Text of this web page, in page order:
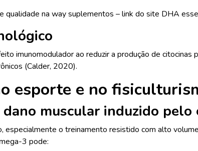
qualidade na way suplementos – link do site DHA
imunomodulador ao reduzir a produção de
(Calder, 2020).
esporte e no
muscular induzido pelo
especialmente o treinamento resistido com alto
3 pode: